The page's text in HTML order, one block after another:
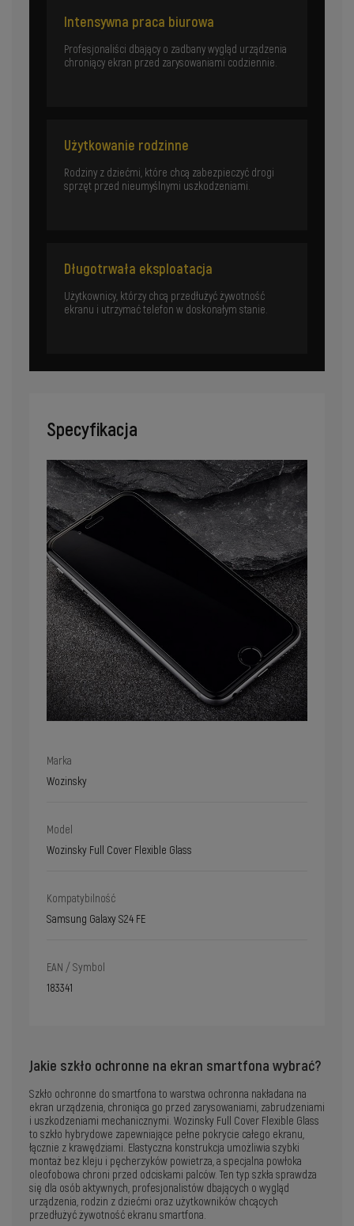
Intensywna praca biurowa
Profesjonaliści dbający o zadbany wygląd urządzenia
chroniący ekran przed zarysowaniami codziennie.
Użytkowanie rodzinne
Rodziny z dziećmi, które chcą zabezpieczyć drogi
sprzęt przed nieumyślnymi uszkodzeniami.
Długotrwała eksploatacja
Użytkownicy, którzy chcą przedłużyć żywotność
ekranu i utrzymać telefon w doskonałym stanie.
Specyfikacja
Marka
Wozinsky
Model
Wozinsky Full Cover Flexible Glass
Kompatybilność
Samsung Galaxy S24 FE
EAN / Symbol
183341
Jakie szkło ochronne na ekran smartfona wybrać?
Szkło ochronne do smartfona to warstwa ochronna nakładana na
ekran urządzenia, chroniąca go przed zarysowaniami, zabrudzeniami
i uszkodzeniami mechanicznymi. Wozinsky Full Cover Flexible Glass
to szkło hybrydowe zapewniające pełne pokrycie całego ekranu,
łącznie z krawędziami. Elastyczna konstrukcja umożliwia szybki
montaż bez kleju i pęcherzyków powietrza, a specjalna powłoka
oleofobowa chroni przed odciskami palców. Ten typ szkła sprawdza
się dla osób aktywnych, profesjonalistów dbających o wygląd
urządzenia, rodzin z dziećmi oraz użytkowników chcących
przedłużyć żywotność ekranu smartfona.